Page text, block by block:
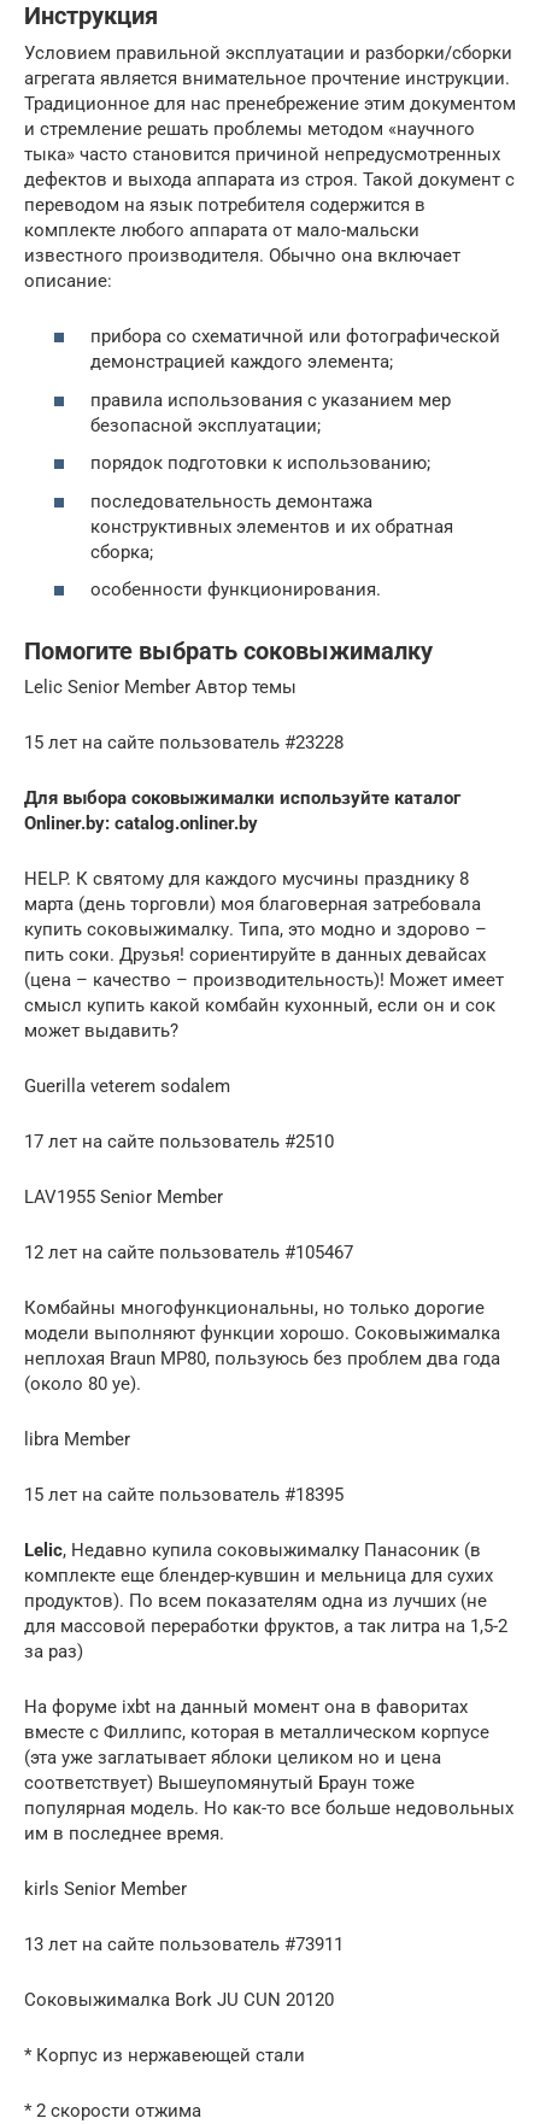
Инструкция
Условием правильной эксплуатации и разборки/сборки
агрегата является внимательное прочтение инструкции.
Традиционное для нас пренебрежение этим документом
и стремление решать проблемы методом «научного
тыка» часто становится причиной непредусмотренных
дефектов и выхода аппарата из строя. Такой документ с
переводом на язык потребителя содержится в
комплекте любого аппарата от мало-мальски
известного производителя. Обычно она включает
описание:
прибора со схематичной или фотографической
демонстрацией каждого элемента;
правила использования с указанием мер
безопасной эксплуатации;
порядок подготовки к использованию;
последовательность демонтажа
конструктивных элементов и их обратная
сборка;
особенности функционирования.
Помогите выбрать соковыжималку
Lelic Senior Member Автор темы
15 лет на сайте пользователь #23228
Для выбора соковыжималки используйте каталог
Onliner.by: catalog.onliner.by
HELP. К святому для каждого мусчины празднику 8
марта (день торговли) моя благоверная затребовала
купить соковыжималку. Типа, это модно и здорово –
пить соки. Друзья! сориентируйте в данных девайсах
(цена – качество – производительность)! Может имеет
смысл купить какой комбайн кухонный, если он и сок
может выдавить?
Guerilla veterem sodalem
17 лет на сайте пользователь #2510
LAV1955 Senior Member
12 лет на сайте пользователь #105467
Комбайны многофункциональны, но только дорогие
модели выполняют функции хорошо. Соковыжималка
неплохая Braun MP80, пользуюсь без проблем два года
(около 80 уе).
libra Member
15 лет на сайте пользователь #18395
Lelic, Недавно купила соковыжималку Панасоник (в
комплекте еще блендер-кувшин и мельница для сухих
продуктов). По всем показателям одна из лучших (не
для массовой переработки фруктов, а так литра на 1,5-2
за раз)
На форуме ixbt на данный момент она в фаворитах
вместе с Филлипс, которая в металлическом корпусе
(эта уже заглатывает яблоки целиком но и цена
соответствует) Вышеупомянутый Браун тоже
популярная модель. Но как-то все больше недовольных
им в последнее время.
kirls Senior Member
13 лет на сайте пользователь #73911
Соковыжималка Bork JU CUN 20120
* Корпус из нержавеющей стали
* 2 скорости отжима